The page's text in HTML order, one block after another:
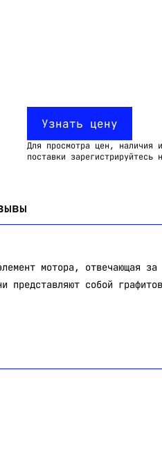
Узнать цену
Для просмотра цен, наличия
поставки зарегистрируйтесь
мотора, отвечающая за
представляют собой